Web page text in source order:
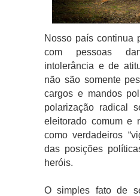
Nosso país continua
com pessoas
intolerância e de
não são somente
cargos e mandos
polarização radical
eleitorado comum e
como verdadeiros
das posições
heróis.
O simples fato de